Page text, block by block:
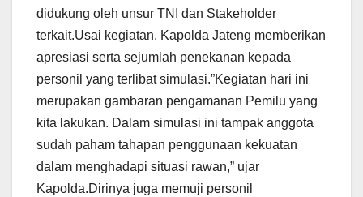
didukung oleh unsur TNI dan Stakeholder
terkait.Usai kegiatan, Kapolda Jateng memberikan
apresiasi serta sejumlah penekanan kepada
personil yang terlibat simulasi.”Kegiatan hari ini
merupakan gambaran pengamanan Pemilu yang
kita lakukan. Dalam simulasi ini tampak anggota
sudah paham tahapan penggunaan kekuatan
dalam menghadapi situasi rawan,” ujar
Kapolda.Dirinya juga memuji personil